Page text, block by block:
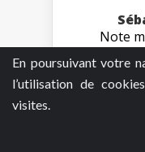
En poursuivant votre
l’utilisation de
visites.
Note